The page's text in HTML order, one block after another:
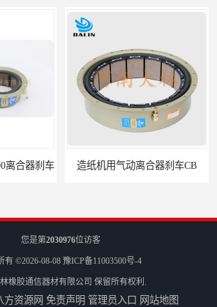
离合器刹车 造纸机用气动离合器刹车CB
您是第2030976位访客
有 ©2026-08-08 豫ICP备11003500号-4
橡胶通信器材有限公司 保留所有权利.
方资源网 免责声明 管理员入口 网站地图